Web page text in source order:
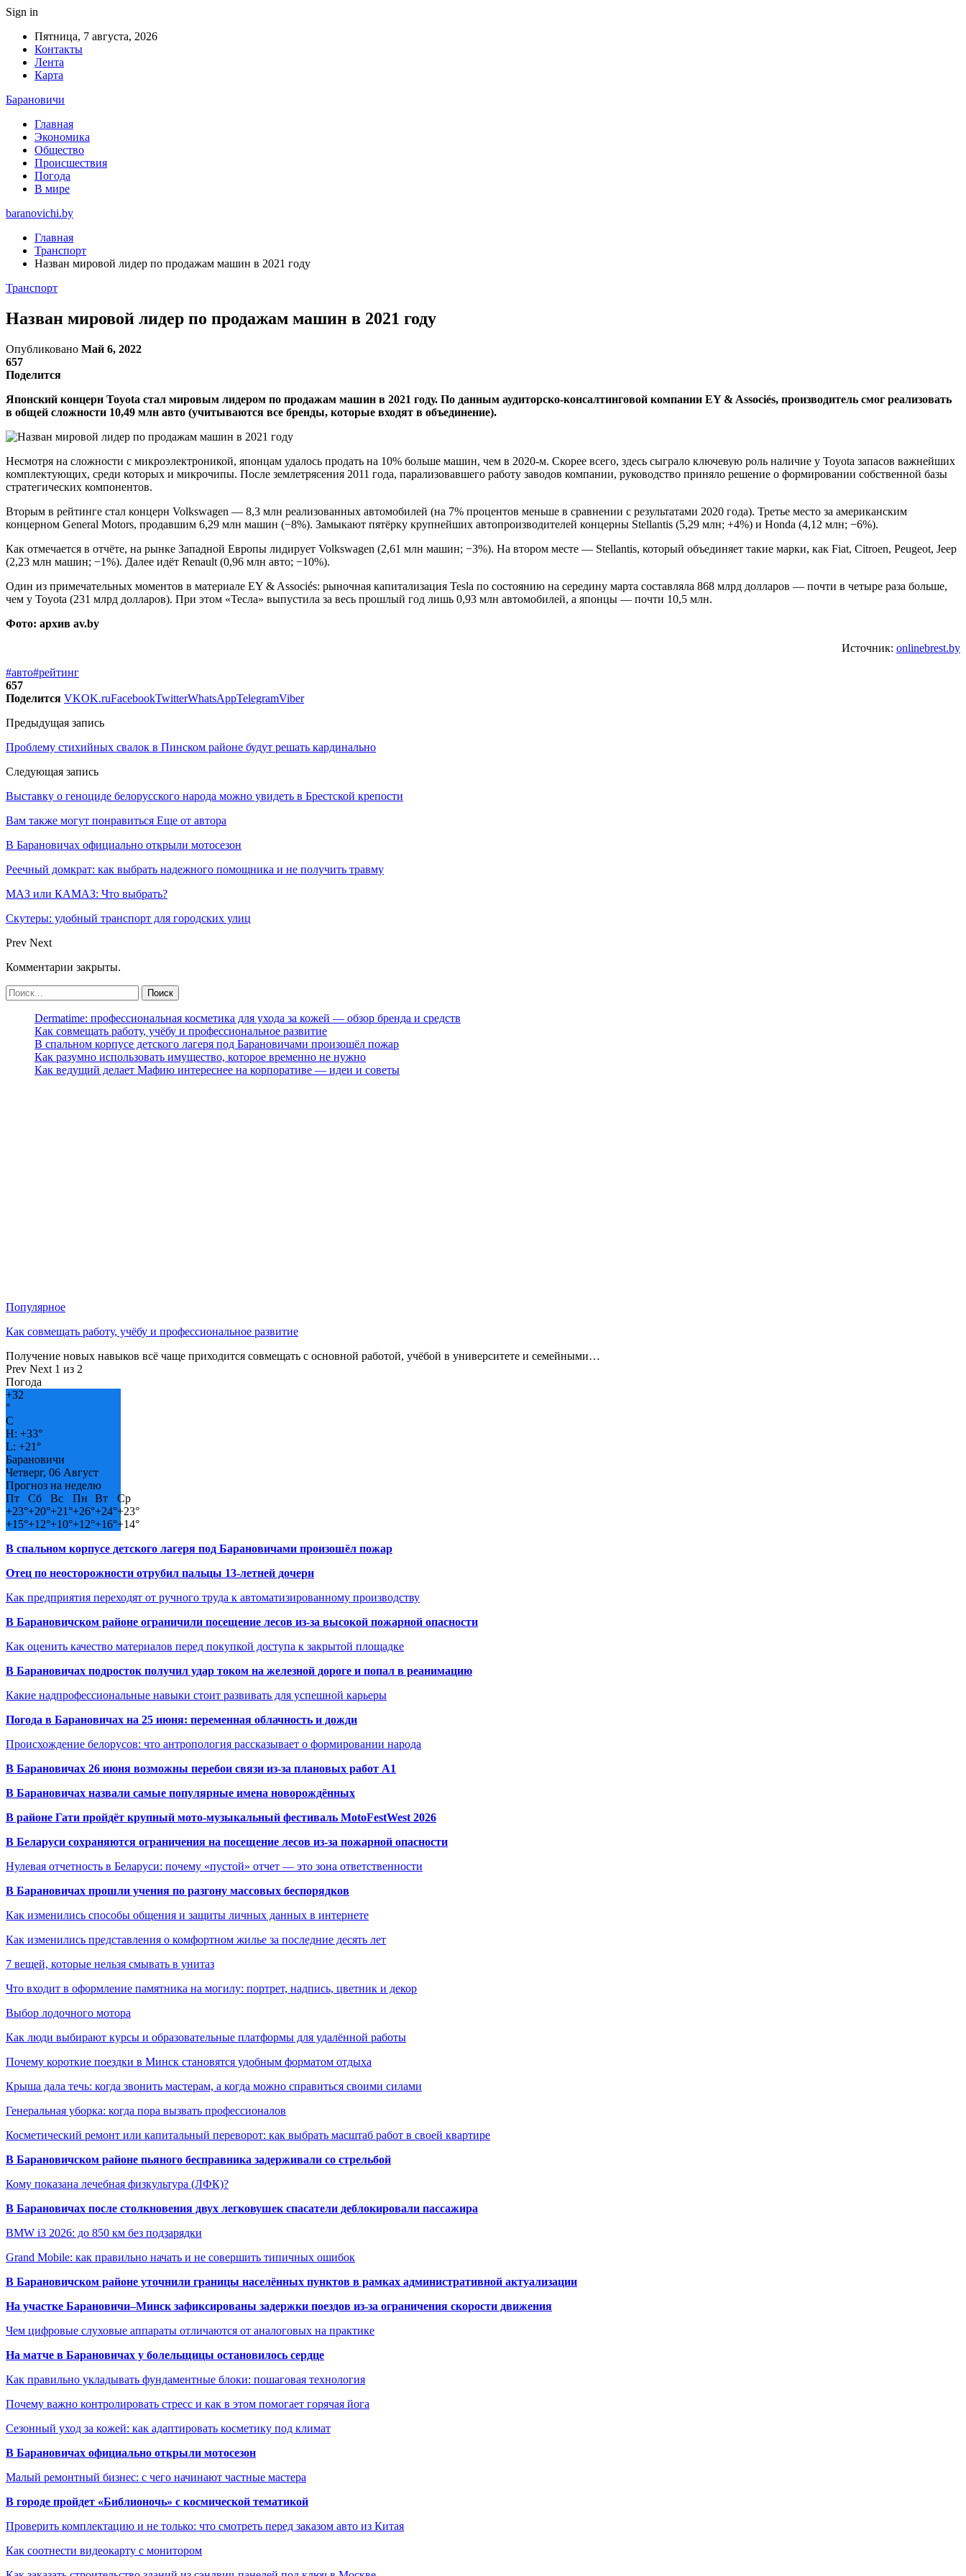
Sign in
Пятница, 7 августа, 2026
Контакты
Лента
Карта
Барановичи
Главная
Экономика
Общество
Происшествия
Погода
В мире
baranovichi.by
Главная
Транспорт
Назван мировой лидер по продажам машин в 2021 году
Транспорт
Назван мировой лидер по продажам машин в 2021 году
Опубликовано Май 6, 2022
657
Поделится
Японский концерн Toyota стал мировым лидером по продажам машин в 2021 году. По данным аудиторско-консалтинговой компании EY & Associés, производитель смог реализовать
в общей сложности 10,49 млн авто (учитываются все бренды, которые входят в объединение).
Несмотря на сложности с микроэлектроникой, японцам удалось продать на 10% больше машин, чем в 2020-м. Скорее всего, здесь сыграло ключевую роль наличие у Toyota запасов важнейших
комплектующих, среди которых и микрочипы. После землетрясения 2011 года, парализовавшего работу заводов компании, руководство приняло решение о формировании собственной базы
стратегических компонентов.
Вторым в рейтинге стал концерн Volkswagen — 8,3 млн реализованных автомобилей (на 7% процентов меньше в сравнении с результатами 2020 года). Третье место за американским
концерном General Motors, продавшим 6,29 млн машин (−8%). Замыкают пятёрку крупнейших автопроизводителей концерны Stellantis (5,29 млн; +4%) и Honda (4,12 млн; −6%).
Как отмечается в отчёте, на рынке Западной Европы лидирует Volkswagen (2,61 млн машин; −3%). На втором месте — Stellantis, который объединяет такие марки, как Fiat, Citroen, Peugeot, Jeep
(2,23 млн машин; −1%). Далее идёт Renault (0,96 млн авто; −10%).
Один из примечательных моментов в материале EY & Associés: рыночная капитализация Tesla по состоянию на середину марта составляла 868 млрд долларов — почти в четыре раза больше,
чем у Toyota (231 млрд долларов). При этом «Тесла» выпустила за весь прошлый год лишь 0,93 млн автомобилей, а японцы — почти 10,5 млн.
Фото: архив av.by
Источник: onlinebrest.by
#авто#рейтинг
657
Поделится VKOK.ruFacebookTwitterWhatsAppTelegramViber
Предыдущая запись
Проблему стихийных свалок в Пинском районе будут решать кардинально
Следующая запись
Выставку о геноциде белорусского народа можно увидеть в Брестской крепости
Вам также могут понравиться Еще от автора
В Барановичах официально открыли мотосезон
Реечный домкрат: как выбрать надежного помощника и не получить травму
МАЗ или КАМАЗ: Что выбрать?
Скутеры: удобный транспорт для городских улиц
Prev Next
Комментарии закрыты.
Dermatime: профессиональная косметика для ухода за кожей — обзор бренда и средств
Как совмещать работу, учёбу и профессиональное развитие
В спальном корпусе детского лагеря под Барановичами произошёл пожар
Как разумно использовать имущество, которое временно не нужно
Как ведущий делает Мафию интереснее на корпоративе — идеи и советы
Популярное
Как совмещать работу, учёбу и профессиональное развитие
Получение новых навыков всё чаще приходится совмещать с основной работой, учёбой в университете и семейными…
Prev Next 1 из 2
Погода
+32
°
C
H: +33°
L: +21°
Барановичи
Четверг, 06 Август
Прогноз на неделю
Пт
Сб Вс Пн Вт
Ср
+23°+20°+21°+26°+24°+23°
+15°+12°+10°+12°+16°+14°
В спальном корпусе детского лагеря под Барановичами произошёл пожар
Отец по неосторожности отрубил пальцы 13-летней дочери
Как предприятия переходят от ручного труда к автоматизированному производству
В Барановичском районе ограничили посещение лесов из-за высокой пожарной опасности
Как оценить качество материалов перед покупкой доступа к закрытой площадке
В Барановичах подросток получил удар током на железной дороге и попал в реанимацию
Какие надпрофессиональные навыки стоит развивать для успешной карьеры
Погода в Барановичах на 25 июня: переменная облачность и дожди
Происхождение белорусов: что антропология рассказывает о формировании народа
В Барановичах 26 июня возможны перебои связи из-за плановых работ A1
В Барановичах назвали самые популярные имена новорождённых
В районе Гати пройдёт крупный мото-музыкальный фестиваль MotoFestWest 2026
В Беларуси сохраняются ограничения на посещение лесов из-за пожарной опасности
Нулевая отчетность в Беларуси: почему «пустой» отчет — это зона ответственности
В Барановичах прошли учения по разгону массовых беспорядков
Как изменились способы общения и защиты личных данных в интернете
Как изменились представления о комфортном жилье за последние десять лет
7 вещей, которые нельзя смывать в унитаз
Что входит в оформление памятника на могилу: портрет, надпись, цветник и декор
Выбор лодочного мотора
Как люди выбирают курсы и образовательные платформы для удалённой работы
Почему короткие поездки в Минск становятся удобным форматом отдыха
Крыша дала течь: когда звонить мастерам, а когда можно справиться своими силами
Генеральная уборка: когда пора вызвать профессионалов
Косметический ремонт или капитальный переворот: как выбрать масштаб работ в своей квартире
В Барановичском районе пьяного бесправника задерживали со стрельбой
Кому показана лечебная физкультура (ЛФК)?
В Барановичах после столкновения двух легковушек спасатели деблокировали пассажира
BMW i3 2026: до 850 км без подзарядки
Grand Mobile: как правильно начать и не совершить типичных ошибок
В Барановичском районе уточнили границы населённых пунктов в рамках административной актуализации
На участке Барановичи–Минск зафиксированы задержки поездов из-за ограничения скорости движения
Чем цифровые слуховые аппараты отличаются от аналоговых на практике
На матче в Барановичах у болельщицы остановилось сердце
Как правильно укладывать фундаментные блоки: пошаговая технология
Почему важно контролировать стресс и как в этом помогает горячая йога
Сезонный уход за кожей: как адаптировать косметику под климат
В Барановичах официально открыли мотосезон
Малый ремонтный бизнес: с чего начинают частные мастера
В городе пройдет «Библионочь» с космической тематикой
Проверить комплектацию и не только: что смотреть перед заказом авто из Китая
Как соотнести видеокарту с монитором